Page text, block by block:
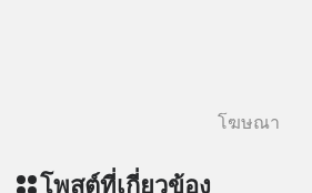
โฆษณา
โพสต์ที่เกี่ยวข้อง